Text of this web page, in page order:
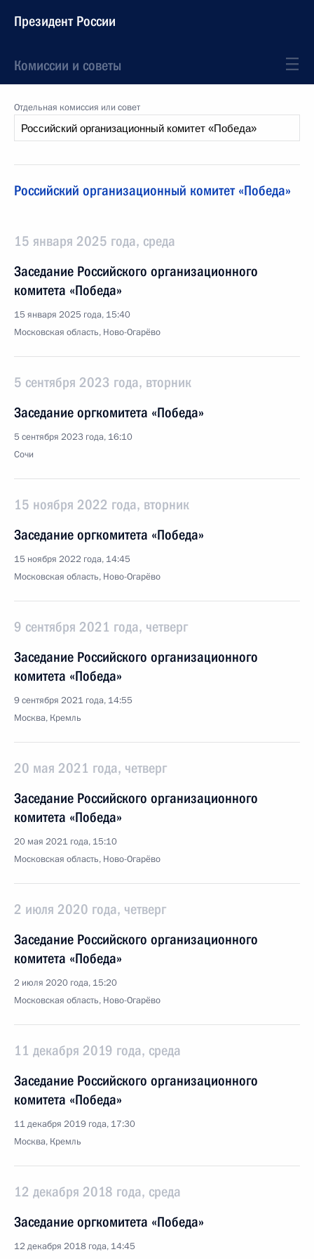
Президент России
Комиссии и советы
Отдельная комиссия или совет
Российский организационный комитет «Победа»
15 января 2025 года, среда
Заседание Российского организационного
комитета «Победа»
15 января 2025 года, 15:40
Московская область, Ново-Огарёво
5 сентября 2023 года, вторник
Заседание оргкомитета «Победа»
5 сентября 2023 года, 16:10
Сочи
15 ноября 2022 года, вторник
Заседание оргкомитета «Победа»
15 ноября 2022 года, 14:45
Московская область, Ново-Огарёво
9 сентября 2021 года, четверг
Заседание Российского организационного
комитета «Победа»
9 сентября 2021 года, 14:55
Москва, Кремль
20 мая 2021 года, четверг
Заседание Российского организационного
комитета «Победа»
20 мая 2021 года, 15:10
Московская область, Ново-Огарёво
2 июля 2020 года, четверг
Заседание Российского организационного
комитета «Победа»
2 июля 2020 года, 15:20
Московская область, Ново-Огарёво
11 декабря 2019 года, среда
Заседание Российского организационного
комитета «Победа»
11 декабря 2019 года, 17:30
Москва, Кремль
12 декабря 2018 года, среда
Заседание оргкомитета «Победа»
12 декабря 2018 года, 14:45